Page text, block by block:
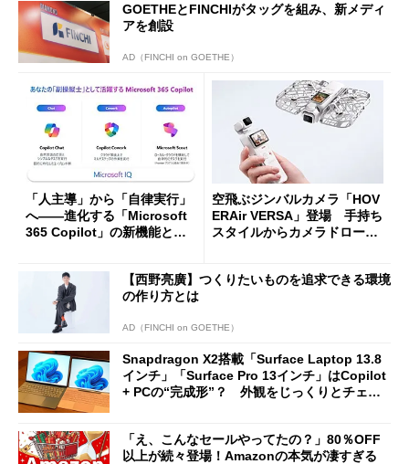
GOETHEとFINCHIがタッグを組み、新メディ
アを創設
AD（FINCHI on GOETHE）
「人主導」から「自律実行」
へ――進化する「Microsoft
365 Copilot」の新機能とエ
空飛ぶジンバルカメラ「HOV
ERAir VERSA」登場 手持ち
スタイルからカメラドローン
【西野亮廣】つくりたいものを追求できる環境
の作り方とは
AD（FINCHI on GOETHE）
Snapdragon X2搭載「Surface Laptop 13.8
インチ」「Surface Pro 13インチ」はCopilot
+ PCの“完成形”？ 外観をじっくりとチェッ
「え、こんなセールやってたの？」80％OFF
以上が続々登場！Amazonの本気が凄すぎる